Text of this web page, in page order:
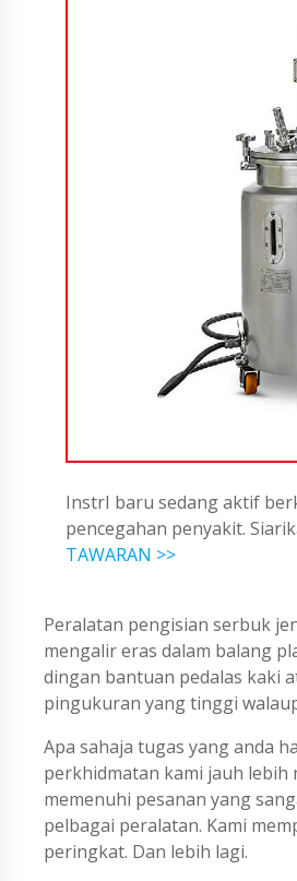
InstrI baru sedang aktif
pencegahan penyakit.
TAWARAN >>
Peralatan pengisian serbuk
mengalir eras dalam balang
dingan bantuan pedalas kaki
pingukuran yang tinggi
Apa sahaja tugas yang anda
perkhidmatan kami jauh lebih
memenuhi pesanan yang
pelbagai peralatan. Kami
peringkat. Dan lebih lagi.